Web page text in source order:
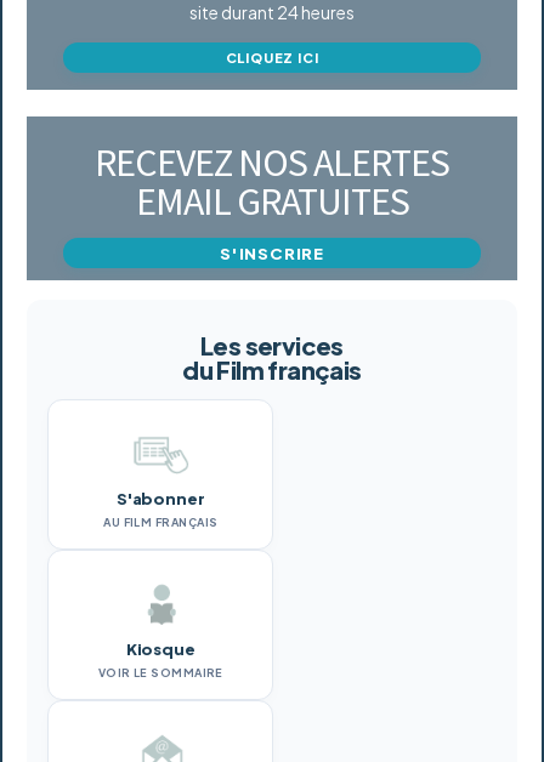
site durant 24 heures
CLIQUEZ ICI
RECEVEZ NOS ALERTES
EMAIL GRATUITES
S'INSCRIRE
Les services
du Film français
S'abonner
AU FILM FRANÇAIS
Kiosque
VOIR LE SOMMAIRE